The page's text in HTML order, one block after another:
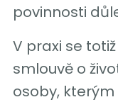
povinnosti
V praxi se
smlouvě o
osoby,